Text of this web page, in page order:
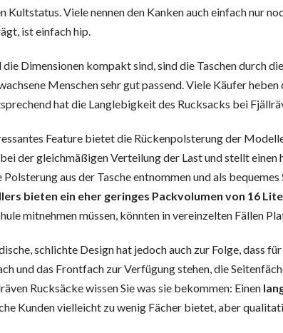
Kultstatus. Viele nennen den Kanken auch einfach nur
ist einfach hip.
Dimensionen kompakt sind, sind die Taschen durch
Menschen sehr gut passend. Viele Käufer
hat die Langlebigkeit des Rucksacks bei
Feature bietet die Rückenpolsterung der
der gleichmäßigen Verteilung der Last und stellt
Polsterung aus der Tasche entnommen und als
bieten ein eher geringes Packvolumen von 16
mitnehmen müssen, könnten in vereinzelten Fällen
schlichte Design hat jedoch auch zur Folge, dass
und das Frontfach zur Verfügung stehen, die
Rucksäcke wissen Sie was sie bekommen: Einen
Kunden vielleicht zu wenig Fächer bietet, aber